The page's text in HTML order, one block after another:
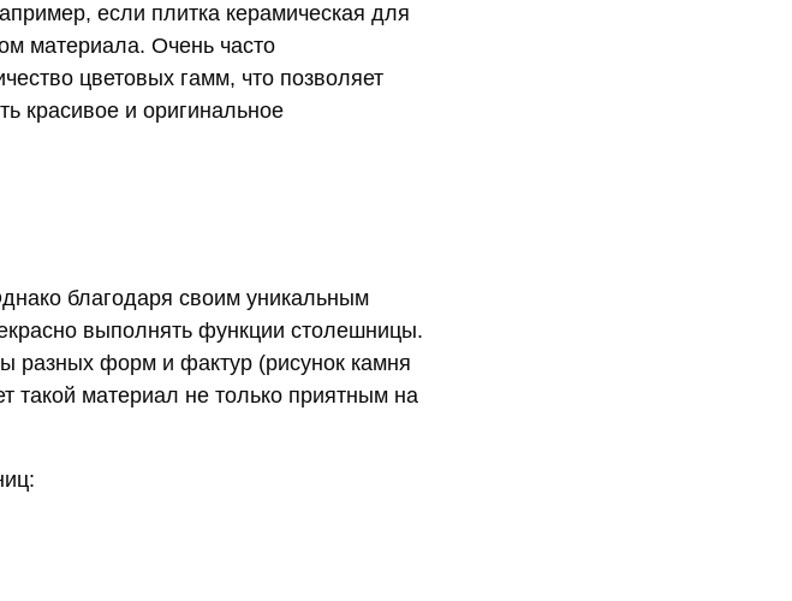
если плитка керамическая для
материала. Очень часто
цветовых гамм, что позволяет
красивое и оригинальное
благодаря своим уникальным
выполнять функции столешницы.
разных форм и фактур (рисунок камня
такой материал не только приятным на